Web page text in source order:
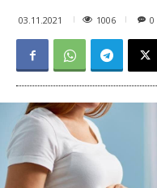
03.11.2021 1006 0